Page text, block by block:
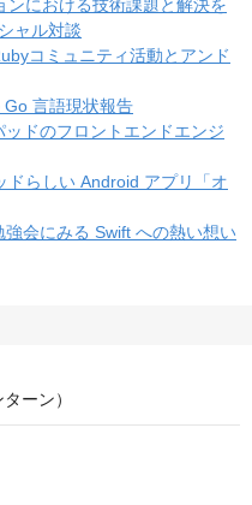
ンにおける技術課題と解決を
ャル対談
コミュニティ活動とアンド
言語現状報告
ドのフロントエンドエンジ
らしい Android アプリ「オ
会にみる Swift への熱い想い
ーン）